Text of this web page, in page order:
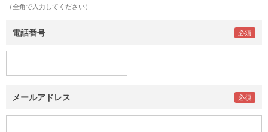
（全角で入力してください）
電話番号
メールアドレス